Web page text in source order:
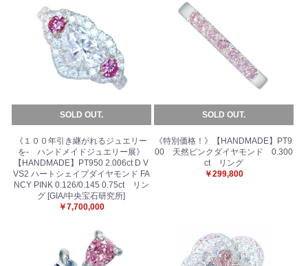
SOLD OUT.
《１００年引き継がれるジュエリー
を- ハンドメイドジュエリー展》
【HANDMADE】PT950 2.006ct D V
VS2 ハートシェイプダイヤモンド FA
NCY PINK 0.126/0.145 0.75ct リン
グ [GIA/中央宝石研究所]
￥7,700,000
SOLD OUT.
《特別価格！》【HANDMADE】PT9
00 天然ピンクダイヤモンド 0.300
ct リング
￥299,800